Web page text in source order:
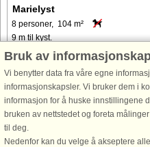
Marielyst
8 personer, 104 m²
9 m til kyst.
Dette stilfulde træhus i Marielyst er
104 m² stort og byder på plads til
afslapning og samvær. Der er fire
soveværelser med i alt otte senge,
fordelt mellem hovedhuset og en
rummelig tilbygning, hvilket ...
Bruk av
Vi benytter data fra våre egne
informasjonskapsler. Vi bruker dem i
informasjon for å huske innstillingene
bruken av nettstedet og foreta
til deg.
Nedenfor kan du velge å akseptere